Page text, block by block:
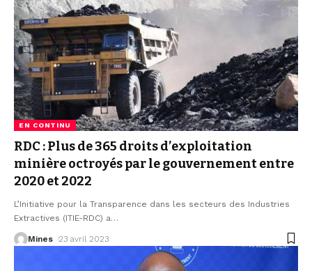
EN CONTINU
RDC : Plus de 365 droits d’exploitation
minière octroyés par le gouvernement entre
2020 et 2022
L’Initiative pour la Transparence dans les secteurs des Industries
Extractives (ITIE-RDC) a…
Mines 23 avril 2023